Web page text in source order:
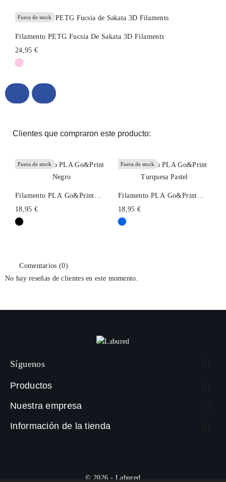
Fuera de stock
Filamento PETG Fucsia De Sakata 3D Filaments
24,95 €
Clientes que compraron este producto:
Fuera de stock
Filamento PLA Go&Print
18,95 €
Fuera de stock
Filamento PLA Go&Print
18,95 €
Comentarios (0)
No hay reseñas de clientes en este momento.
Síguenos
Productos
Nuestra empresa
Información de la tienda
© 2026 - Labured